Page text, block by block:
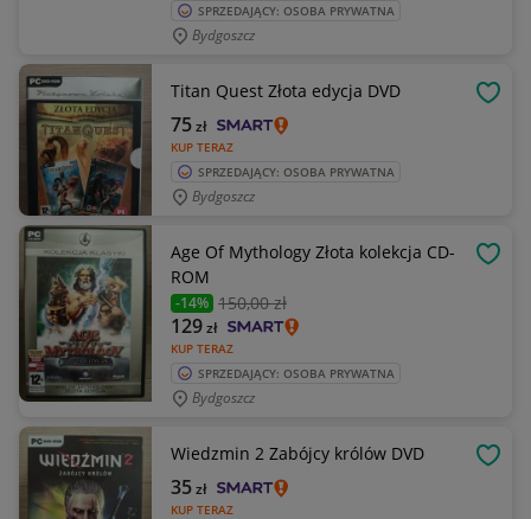
SPRZEDAJĄCY: OSOBA PRYWATNA
Bydgoszcz
Titan Quest Złota edycja DVD
KUP TERAZ
75zł
SPRZEDAJĄCY: OSOBA PRYWATNA
Bydgoszcz
Age Of Mythology Złota kolekcja CD-
ROM
-14% 150,00 zł
KUP TERAZ
129zł
SPRZEDAJĄCY: OSOBA PRYWATNA
Bydgoszcz
Wiedzmin 2 Zabójcy królów DVD
KUP TERAZ
35zł